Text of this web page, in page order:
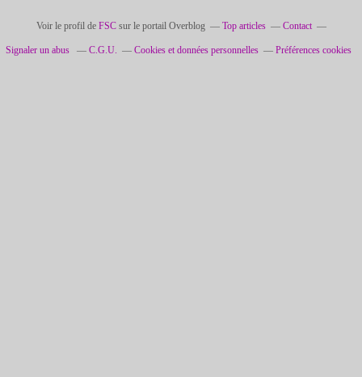
Voir le profil de FSCsur le portail Overblog Top articles Contact
Signaler un abus C.G.U. Cookies et données personnelles Préférences cookies